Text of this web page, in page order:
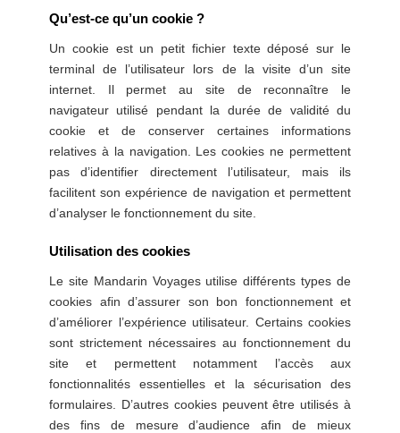
Qu’est-ce qu’un cookie ?
Un cookie est un petit fichier texte déposé sur le
terminal de l’utilisateur lors de la visite d’un site
internet. Il permet au site de reconnaître le
navigateur utilisé pendant la durée de validité du
cookie et de conserver certaines informations
relatives à la navigation. Les cookies ne permettent
pas d’identifier directement l’utilisateur, mais ils
facilitent son expérience de navigation et permettent
d’analyser le fonctionnement du site.
Utilisation des cookies
Le site Mandarin Voyages utilise différents types de
cookies afin d’assurer son bon fonctionnement et
d’améliorer l’expérience utilisateur. Certains cookies
sont strictement nécessaires au fonctionnement du
site et permettent notamment l’accès aux
fonctionnalités essentielles et la sécurisation des
formulaires. D’autres cookies peuvent être utilisés à
des fins de mesure d’audience afin de mieux